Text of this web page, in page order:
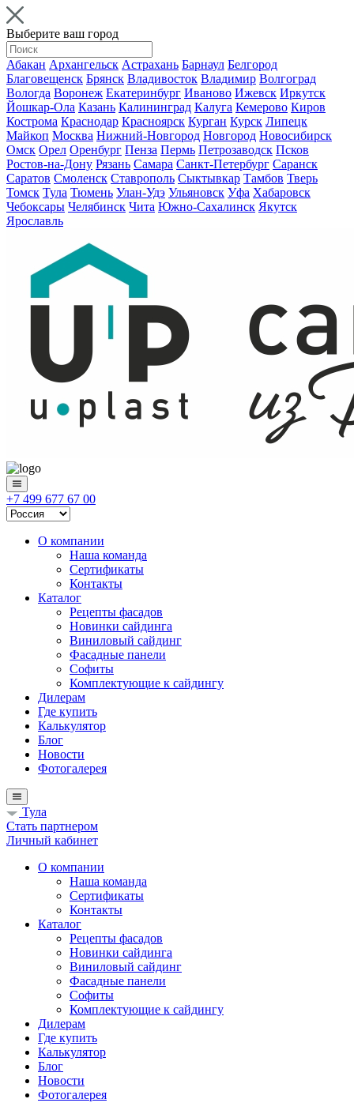
Выберите ваш город
Абакан Архангельск Астрахань Барнаул Белгород
Благовещенск Брянск Владивосток Владимир Волгоград
Вологда Воронеж Екатеринбург Иваново Ижевск Иркутск
Йошкар-Ола Казань Калининград Калуга Кемерово Киров
Кострома Краснодар Красноярск Курган Курск Липецк
Майкоп Москва Нижний-Новгород Новгород Новосибирск
Омск Орел Оренбург Пенза Пермь Петрозаводск Псков
Ростов-на-Дону Рязань Самара Санкт-Петербург Саранск
Саратов Смоленск Ставрополь Сыктывкар Тамбов Тверь
Томск Тула Тюмень Улан-Удэ Ульяновск Уфа Хабаровск
Чебоксары Челябинск Чита Южно-Сахалинск Якутск
Ярославль
+7 499 677 67 00
О компании
Наша команда
Сертификаты
Контакты
Каталог
Рецепты фасадов
Новинки сайдинга
Виниловый сайдинг
Фасадные панели
Софиты
Комплектующие к сайдингу
Дилерам
Где купить
Калькулятор
Блог
Новости
Фотогалерея
Тула
Стать партнером
Личный кабинет
О компании
Наша команда
Сертификаты
Контакты
Каталог
Рецепты фасадов
Новинки сайдинга
Виниловый сайдинг
Фасадные панели
Софиты
Комплектующие к сайдингу
Дилерам
Где купить
Калькулятор
Блог
Новости
Фотогалерея